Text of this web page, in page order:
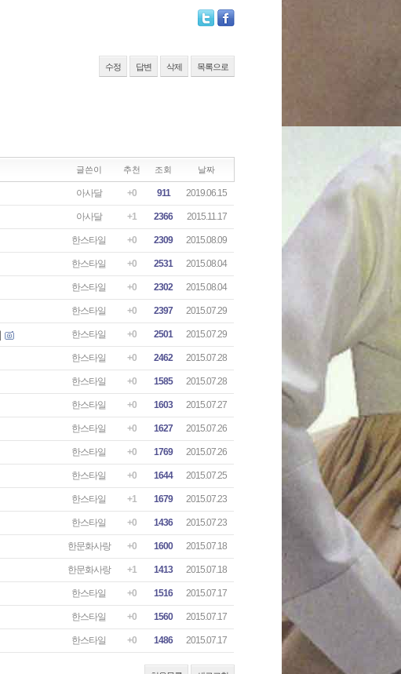
수정 답변 삭제 목록으로
글쓴이 추천 조회 날짜
아사달 +0 911 2019.06.15
아사달 +1 2366 2015.11.17
한스타일 +0 2309 2015.08.09
한스타일 +0 2531 2015.08.04
한스타일 +0 2302 2015.08.04
한스타일 +0 2397 2015.07.29
한스타일 +0 2501 2015.07.29
한스타일 +0 2462 2015.07.28
한스타일 +0 1585 2015.07.28
한스타일 +0 1603 2015.07.27
한스타일 +0 1627 2015.07.26
한스타일 +0 1769 2015.07.26
한스타일 +0 1644 2015.07.25
한스타일 +1 1679 2015.07.23
한스타일 +0 1436 2015.07.23
한문화사랑 +0 1600 2015.07.18
한문화사랑 +1 1413 2015.07.18
한스타일 +0 1516 2015.07.17
한스타일 +0 1560 2015.07.17
한스타일 +0 1486 2015.07.17